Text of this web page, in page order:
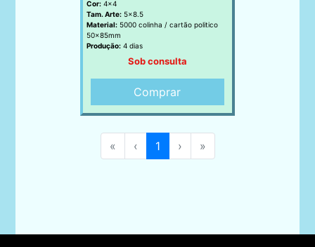
Cor: 4x4
Tam. Arte: 5x8.5
Material: 5000 colinha / cartão politico
50x85mm
Produção: 4 dias
Sob consulta
Comprar
« ‹ 1 › »